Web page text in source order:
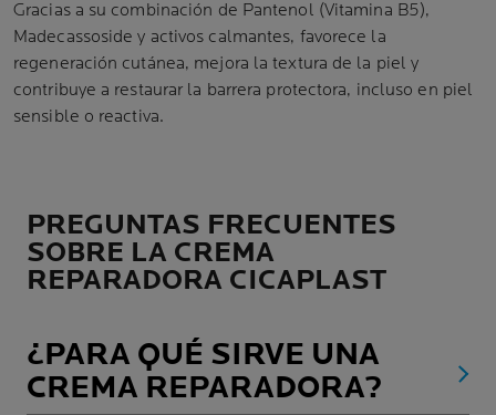
Gracias a su combinación de Pantenol (Vitamina B5),
Madecassoside y activos calmantes, favorece la
regeneración cutánea, mejora la textura de la piel y
contribuye a restaurar la barrera protectora, incluso en piel
sensible o reactiva.
PREGUNTAS FRECUENTES
SOBRE LA CREMA
REPARADORA CICAPLAST
¿PARA QUÉ SIRVE UNA
CREMA REPARADORA?